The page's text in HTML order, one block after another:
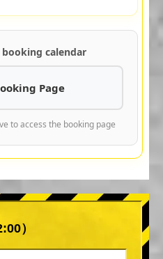
calendar
Page
to access the booking page
）